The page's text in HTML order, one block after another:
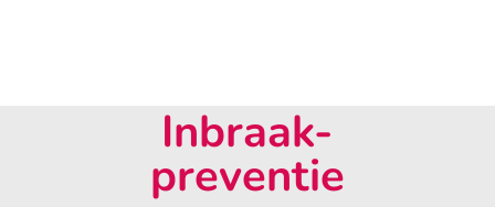
Inbraak-
preventie